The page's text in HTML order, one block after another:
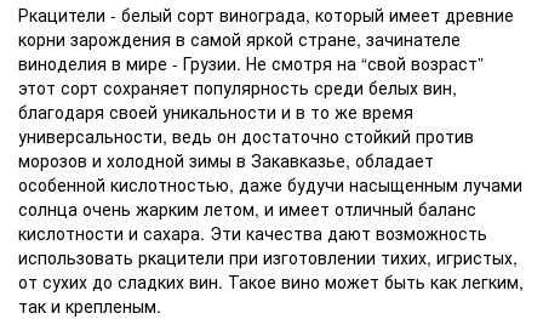
Ркацители - белый сорт винограда, который имеет древние
корни зарождения в самой яркой стране, зачинателе
виноделия в мире - Грузии. Не смотря на “свой возраст”
этот сорт сохраняет популярность среди белых вин,
благодаря своей уникальности и в то же время
универсальности, ведь он достаточно стойкий против
морозов и холодной зимы в Закавказье, обладает
особенной кислотностью, даже будучи насыщенным лучами
солнца очень жарким летом, и имеет отличный баланс
кислотности и сахара. Эти качества дают возможность
использовать ркацители при изготовлении тихих, игристых,
от сухих до сладких вин. Такое вино может быть как легким,
так и крепленым.